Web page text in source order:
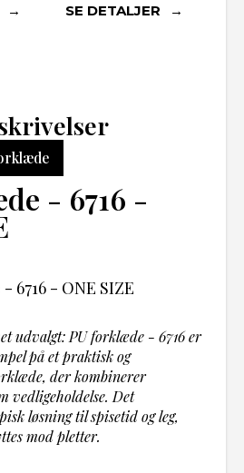
SE DETALJER
- 6716 -
udvalgt: PU forklæde - 6716 er
på et praktisk og
der kombinerer
vedligeholdelse. Det
løsning til spisetid og leg,
mod pletter.